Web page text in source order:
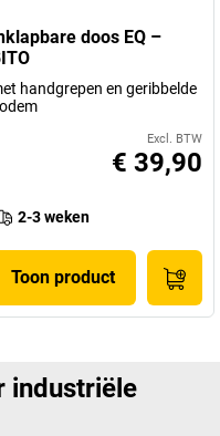
doos EQ –
handgrepen en geribbelde
Excl. BTW
€ 39,90
2-3 weken
Toon product
industriële